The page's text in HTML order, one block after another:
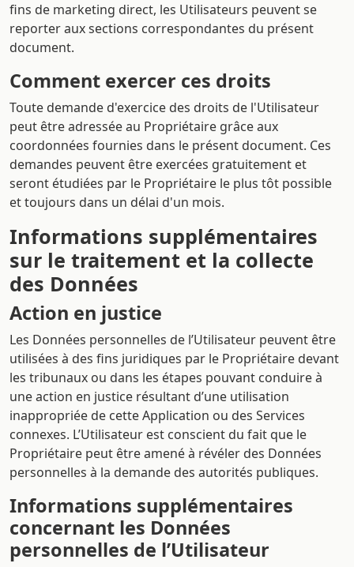
fins de marketing direct, les Utilisateurs peuvent se
reporter aux sections correspondantes du présent
document.
Comment exercer ces droits
Toute demande d'exercice des droits de l'Utilisateur
peut être adressée au Propriétaire grâce aux
coordonnées fournies dans le présent document. Ces
demandes peuvent être exercées gratuitement et
seront étudiées par le Propriétaire le plus tôt possible
et toujours dans un délai d'un mois.
Informations supplémentaires
sur le traitement et la collecte
des Données
Action en justice
Les Données personnelles de l’Utilisateur peuvent être
utilisées à des fins juridiques par le Propriétaire devant
les tribunaux ou dans les étapes pouvant conduire à
une action en justice résultant d’une utilisation
inappropriée de cette Application ou des Services
connexes. L’Utilisateur est conscient du fait que le
Propriétaire peut être amené à révéler des Données
personnelles à la demande des autorités publiques.
Informations supplémentaires
concernant les Données
personnelles de l’Utilisateur